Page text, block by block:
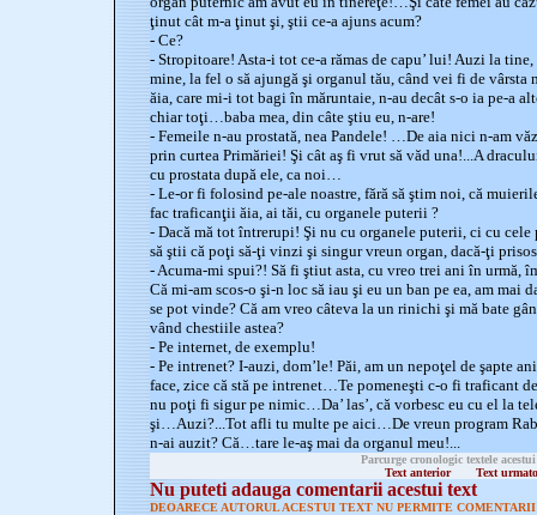
ţinut cât m-a ţinut şi, ştii ce-a ajuns acum?
- Ce?
- Stropitoare! Asta-i tot ce-a rămas de capu’ lui! Auzi la
mine, la fel o să ajungă şi organul tău, când vei fi de vârsta
ăia, care mi-i tot bagi în măruntaie, n-au decât s-o ia pe-a
chiar toţi…baba mea, din câte ştiu eu, n-are!
- Femeile n-au prostată, nea Pandele! …De aia nici n-am
prin curtea Primăriei! Şi cât aş fi vrut să văd una!...A
cu prostata după ele, ca noi…
- Le-or fi folosind pe-ale noastre, fără să ştim noi, că
fac traficanţii ăia, ai tăi, cu organele puterii ?
- Dacă mă tot întrerupi! Şi nu cu organele puterii, ci cu cele
să ştii că poţi să-ţi vinzi şi singur vreun organ, dacă-ţi
- Acuma-mi spui?! Să fi ştiut asta, cu vreo trei ani în urmă,
Că mi-am scos-o şi-n loc să iau şi eu un ban pe ea, am
se pot vinde? Că am vreo câteva la un rinichi şi mă bate
vând chestiile astea?
- Pe internet, de exemplu!
- Pe intrenet? I-auzi, dom’le! Păi, am un nepoţel de şapte
face, zice că stă pe intrenet…Te pomeneşti c-o fi traficant
nu poţi fi sigur pe nimic…Da’ las’, că vorbesc eu cu el la
şi…Auzi?...Tot afli tu multe pe aici…De vreun program
n-ai auzit? Că…tare le-aş mai da organul meu!...
Parcurge cronologic textele
Text anterior
Text
Nu puteti adauga comentarii acestui text
DEOARECE AUTORUL ACESTUI TEXT NU PERMITE